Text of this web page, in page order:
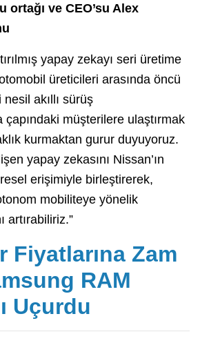
ortağı ve CEO’su Alex
yapay zekayı seri üretime
üreticileri arasında öncü
akıllı sürüş
müşterilere ulaştırmak
kurmaktan gurur duyuyoruz.
yapay zekasını Nissan’ın
erişimiyle birleştirerek,
mobiliteye yönelik
artırabiliriz.”
Fiyatlarına Zam
RAM
Uçurdu